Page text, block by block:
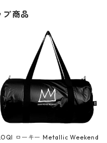
プ商品
ローキー Metallic Weekend